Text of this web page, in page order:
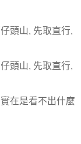
頭山, 先取直行,
頭山, 先取直行,
在是看不出什麼